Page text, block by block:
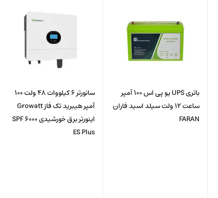
باتری UPS یو پی اس 100 آمپر
ساعت 12 ولت سیلد اسید فاران
FARAN
سانورتر 6 کیلووات 48 ولت 100
آمپر هیبرید تک فاز Growatt
اینورتر برق خورشیدی SPF 6000
ES Plus